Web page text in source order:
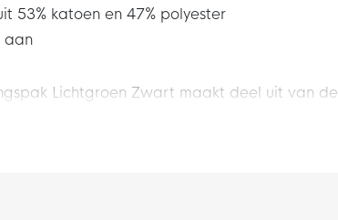
53% katoen en 47% polyester
aan
Lichtgroen Zwart maakt deel uit van de
innovatieve thermische constructie,
tegen het lichaam, voor een warm gevoel